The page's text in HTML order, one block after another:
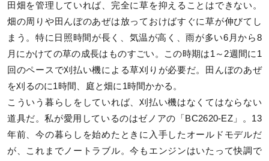
田畑を管理していれば、完全に草を抑えることはできない。
畑の周りや田んぼのあぜは放っておけばすぐに草が伸びてし
まう。特に日照時間が長く、気温が高く、雨が多い6月から8
月にかけての草の成長はものすごい。この時期は1～2週間に1
回のペースで刈払い機による草刈りが必要だ。田んぼのあぜ
を刈るのに1時間、庭と畑に1時間かかる。
こういう暮らしをしていれば、刈払い機はなくてはならない
道具だ。私が愛用しているのはゼノアの「BC2620-EZ」。13
年前、今の暮らしを始めたときに入手したオールドモデルだ
が、これまでノートラブル。今もエンジンはいたって快調で